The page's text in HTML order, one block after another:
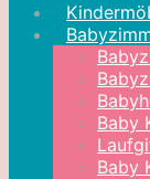
Baby
Baby